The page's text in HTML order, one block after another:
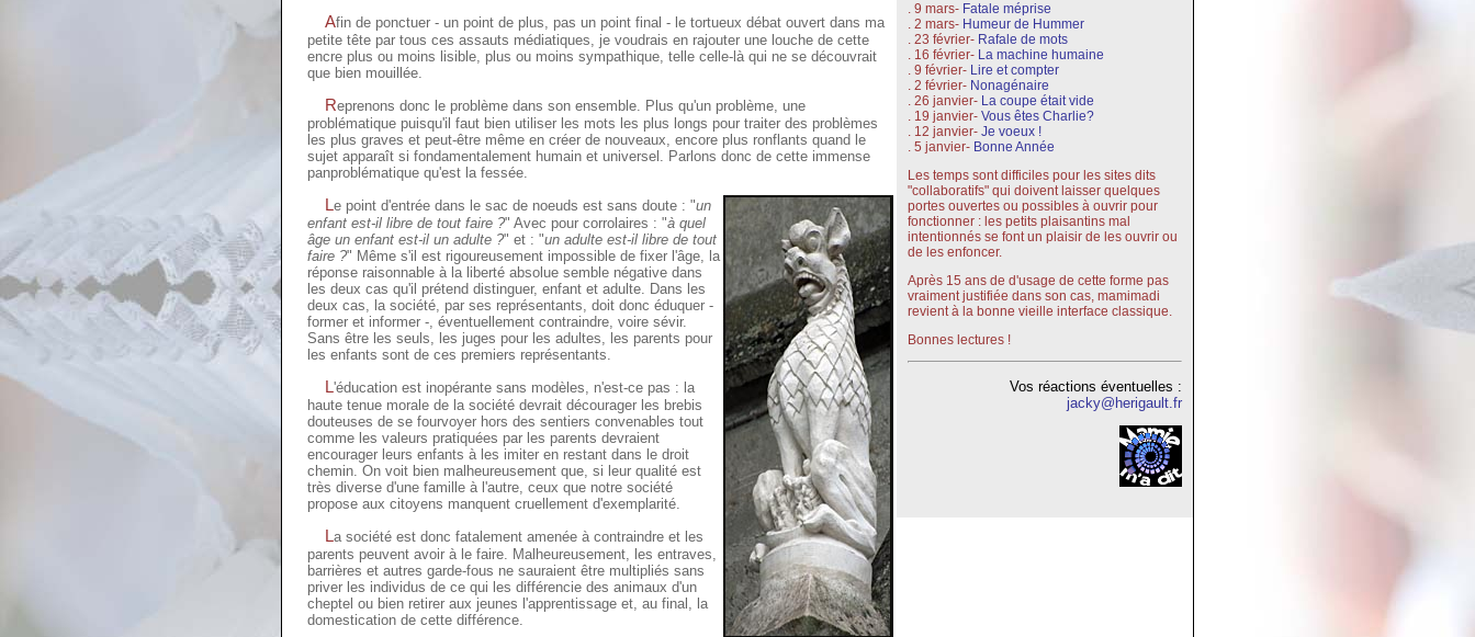
. 9 mars- Fatale méprise
. 2 mars- Humeur de Hummer
. 23 février- Rafale de mots
. 16 février- La machine humaine
. 9 février- Lire et compter
. 2 février- Nonagénaire
. 26 janvier- La coupe était vide
. 19 janvier- Vous êtes Charlie?
. 12 janvier- Je voeux !
. 5 janvier- Bonne Année
Les temps sont difficiles pour les sites dits
"collaboratifs" qui doivent laisser quelques
portes ouvertes ou possibles à ouvrir pour
fonctionner : les petits plaisantins mal
intentionnés se font un plaisir de les ouvrir ou
de les enfoncer.
Après 15 ans de d'usage de cette forme pas
vraiment justifiée dans son cas, mamimadi
revient à la bonne vieille interface classique.
Bonnes lectures !
Vos réactions éventuelles :
jacky@herigault.fr
Afin de ponctuer - un point de plus, pas un point final - le tortueux débat ouvert dans ma
petite tête par tous ces assauts médiatiques, je voudrais en rajouter une louche de cette
encre plus ou moins lisible, plus ou moins sympathique, telle celle-là qui ne se découvrait
que bien mouillée.
Reprenons donc le problème dans son ensemble. Plus qu'un problème, une
problématique puisqu'il faut bien utiliser les mots les plus longs pour traiter des problèmes
les plus graves et peut-être même en créer de nouveaux, encore plus ronflants quand le
sujet apparaît si fondamentalement humain et universel. Parlons donc de cette immense
panproblématique qu'est la fessée.
Le point d'entrée dans le sac de noeuds est sans doute : "un
enfant est-il libre de tout faire ?" Avec pour corrolaires : "à quel
âge un enfant est-il un adulte ?" et : "un adulte est-il libre de tout
faire ?" Même s'il est rigoureusement impossible de fixer l'âge, la
réponse raisonnable à la liberté absolue semble négative dans
les deux cas qu'il prétend distinguer, enfant et adulte. Dans les
deux cas, la société, par ses représentants, doit donc éduquer -
former et informer -, éventuellement contraindre, voire sévir.
Sans être les seuls, les juges pour les adultes, les parents pour
les enfants sont de ces premiers représentants.
L'éducation est inopérante sans modèles, n'est-ce pas : la
haute tenue morale de la société devrait décourager les brebis
douteuses de se fourvoyer hors des sentiers convenables tout
comme les valeurs pratiquées par les parents devraient
encourager leurs enfants à les imiter en restant dans le droit
chemin. On voit bien malheureusement que, si leur qualité est
très diverse d'une famille à l'autre, ceux que notre société
propose aux citoyens manquent cruellement d'exemplarité.
La société est donc fatalement amenée à contraindre et les
parents peuvent avoir à le faire. Malheureusement, les entraves,
barrières et autres garde-fous ne sauraient être multipliés sans
priver les individus de ce qui les différencie des animaux d'un
cheptel ou bien retirer aux jeunes l'apprentissage et, au final, la
domestication de cette différence.